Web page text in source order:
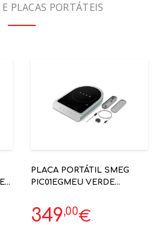
E PLACAS PORTÁTEIS
PLACA PORTÁTIL SMEG
PIC01EGMEU VERDE
FOCO
349,00€